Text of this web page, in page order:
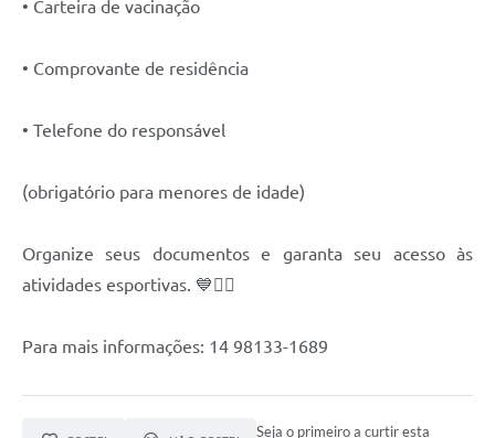
• Carteira de vacinação
• Comprovante de residência
• Telefone do responsável
(obrigatório para menores de idade)
Organize seus documentos e garanta seu acesso às
atividades esportivas. 💙🏃‍♂️
Para mais informações: 14 98133-1689
Seja o primeiro a curtir esta